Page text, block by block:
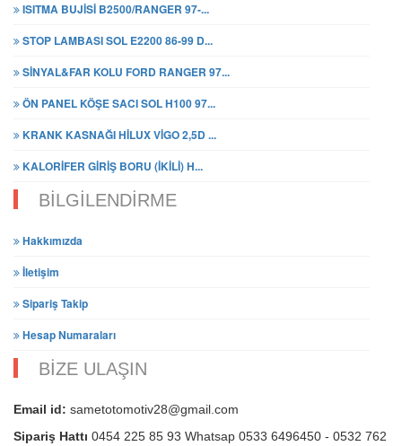
ISITMA BUJİSİ B2500/RANGER 97-...
STOP LAMBASI SOL E2200 86-99 D...
SİNYAL&FAR KOLU FORD RANGER 97...
ÖN PANEL KÖŞE SACI SOL H100 97...
KRANK KASNAĞI HİLUX VİGO 2,5D ...
KALORİFER GİRİŞ BORU (İKİLİ) H...
BİLGİLENDİRME
Hakkımızda
İletişim
Sipariş Takip
Hesap Numaraları
BİZE ULAŞIN
Email id: sametotomotiv28@gmail.com
Sipariş Hattı 0454 225 85 93 Whatsap 0533 6496450 - 0532 762